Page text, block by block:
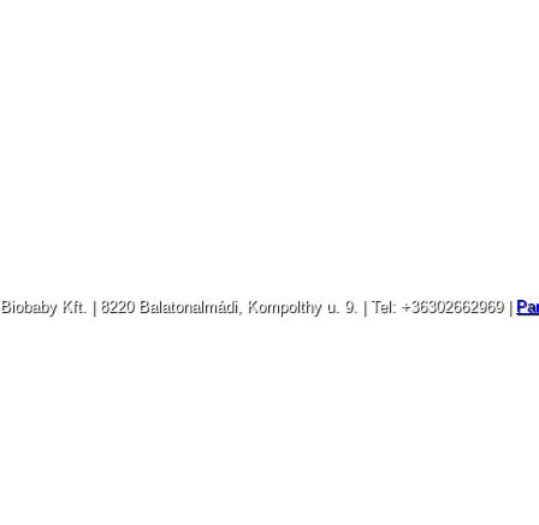
Biobaby Kft. | 8220 Balatonalmádi, Kompolthy u. 9. | Tel: +36302662969 |